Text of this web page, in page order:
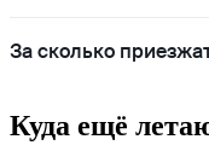
За сколько
Куда ещё